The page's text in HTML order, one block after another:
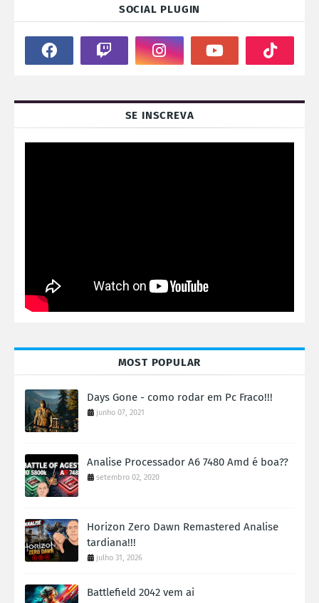
SOCIAL PLUGIN
SE INSCREVA
MOST POPULAR
Days Gone - como rodar em Pc Fraco!!!
junho 07, 2021
Analise Processador A6 7480 Amd é boa??
setembro 02, 2020
Horizon Zero Dawn Remastered Analise
tardiana!!!
julho 31, 2026
Battlefield 2042 vem ai